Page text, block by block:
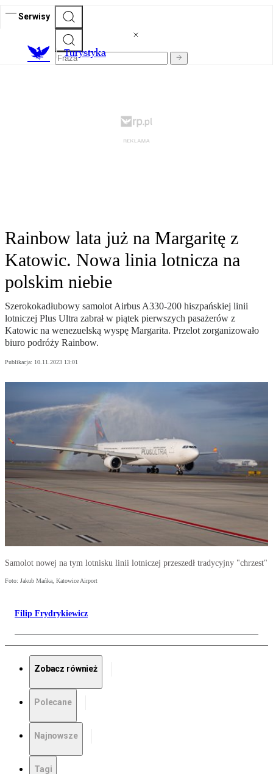
Serwisy
Turystyka
Rainbow lata już na Margaritę z
Katowic. Nowa linia lotnicza na
polskim niebie
Szerokokadłubowy samolot Airbus A330-200 hiszpańskiej linii
lotniczej Plus Ultra zabrał w piątek pierwszych pasażerów z
Katowic na wenezuelską wyspę Margarita. Przelot zorganizowało
biuro podróży Rainbow.
Publikacja: 10.11.2023 13:01
Samolot nowej na tym lotnisku linii lotniczej przeszedł tradycyjny "chrzest"
Foto: Jakub Mańka, Katowice Airport
Filip Frydrykiewicz
Zobacz również
Polecane
Najnowsze
Tagi